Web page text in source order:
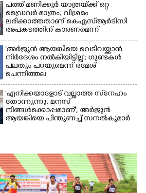
പത്ത് മണിക്കൂർ യാത്രയ്‌ക്ക് ഒറ്റ
ഡ്രൈവർ മാത്രം; വിശ്രമം
ലഭിക്കാത്തതാണ് കെഎസ്‌ആർടിസി
അപകടത്തിന് കാരണമെന്ന്
വിമർശനം
'അർജുൻ ആയങ്കിയെ വെടിവയ്ക്കാൻ
നിർദേശം നൽകിയിട്ടില്ല'; ഗുണ്ടകൾ
പലതും പറയുമെന്ന് രമേശ്
ചെന്നിത്തല
'എനിക്കയാളോട് വല്ലാത്ത സ്‌നേഹം
തോന്നുന്നു, മനസ്
നിങ്ങൾക്കൊപ്പമാണ്'; അർജുൻ
ആയങ്കിയെ പിന്തുണച്ച് സനൽകുമാർ